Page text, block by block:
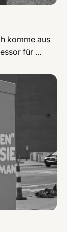
komme aus
für ...